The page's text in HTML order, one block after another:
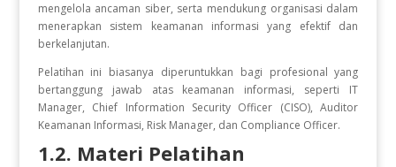
mengelola ancaman siber, serta mendukung organisasi dalam
menerapkan sistem keamanan informasi yang efektif dan
berkelanjutan.
Pelatihan ini biasanya diperuntukkan bagi profesional yang
bertanggung jawab atas keamanan informasi, seperti IT
Manager, Chief Information Security Officer (CISO), Auditor
Keamanan Informasi, Risk Manager, dan Compliance Officer.
1.2. Materi Pelatihan